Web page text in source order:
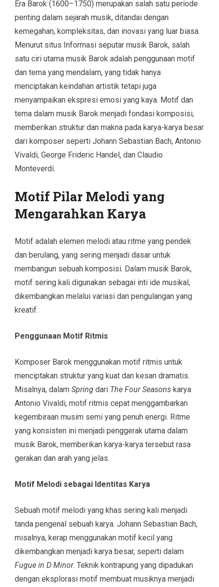
Era Barok (1600–1750) merupakan salah satu periode
penting dalam sejarah musik, ditandai dengan
kemegahan, kompleksitas, dan inovasi yang luar biasa.
Menurut situs Informasi seputar musik Barok, salah
satu ciri utama musik Barok adalah penggunaan motif
dan tema yang mendalam, yang tidak hanya
menciptakan keindahan artistik tetapi juga
menyampaikan ekspresi emosi yang kaya. Motif dan
tema dalam musik Barok menjadi fondasi komposisi,
memberikan struktur dan makna pada karya-karya besar
dari komposer seperti Johann Sebastian Bach, Antonio
Vivaldi, George Frideric Handel, dan Claudio
Monteverdi.
Motif Pilar Melodi yang
Mengarahkan Karya
Motif adalah elemen melodi atau ritme yang pendek
dan berulang, yang sering menjadi dasar untuk
membangun sebuah komposisi. Dalam musik Barok,
motif sering kali digunakan sebagai inti ide musikal,
dikembangkan melalui variasi dan pengulangan yang
kreatif.
Penggunaan Motif Ritmis
Komposer Barok menggunakan motif ritmis untuk
menciptakan struktur yang kuat dan kesan dramatis.
Misalnya, dalam Spring dari The Four Seasons karya
Antonio Vivaldi, motif ritmis cepat menggambarkan
kegembiraan musim semi yang penuh energi. Ritme
yang konsisten ini menjadi penggerak utama dalam
musik Barok, memberikan karya-karya tersebut rasa
gerakan dan arah yang jelas.
Motif Melodi sebagai Identitas Karya
Sebuah motif melodi yang khas sering kali menjadi
tanda pengenal sebuah karya. Johann Sebastian Bach,
misalnya, kerap menggunakan motif kecil yang
dikembangkan menjadi karya besar, seperti dalam
Fugue in D Minor. Teknik kontrapung yang dipadukan
dengan eksplorasi motif membuat musiknya menjadi